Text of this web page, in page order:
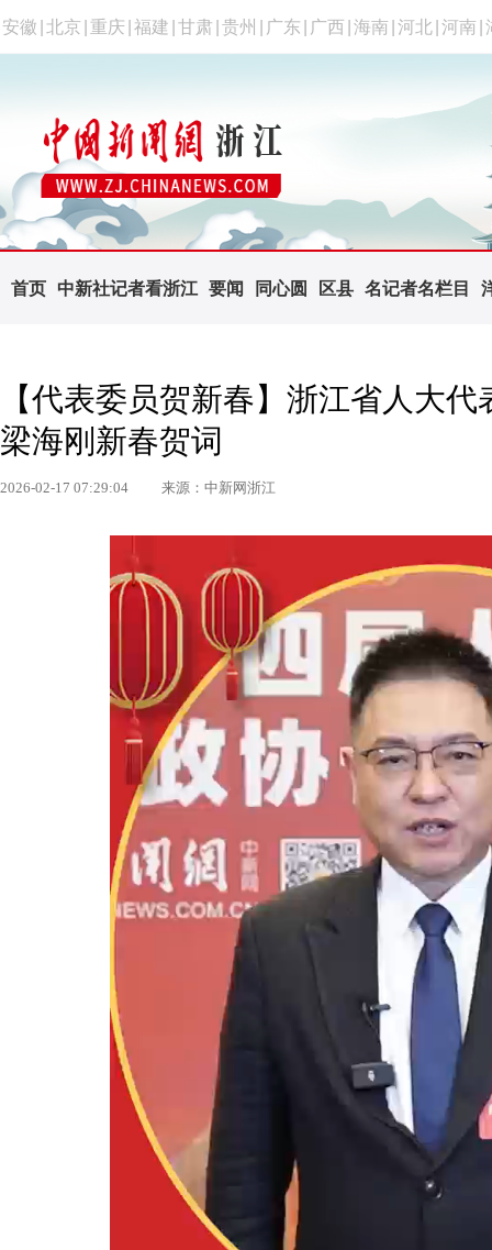
安徽 北京 重庆 福建 甘肃 贵州 广东 广西 海南 河北 河南
首页 中新社记者看浙江 要闻 同心圆 区县 名记者名栏目
【代表委员贺新春】浙江省人大
梁海刚新春贺词
2026-02-17 07:29:04 来源：中新网浙江